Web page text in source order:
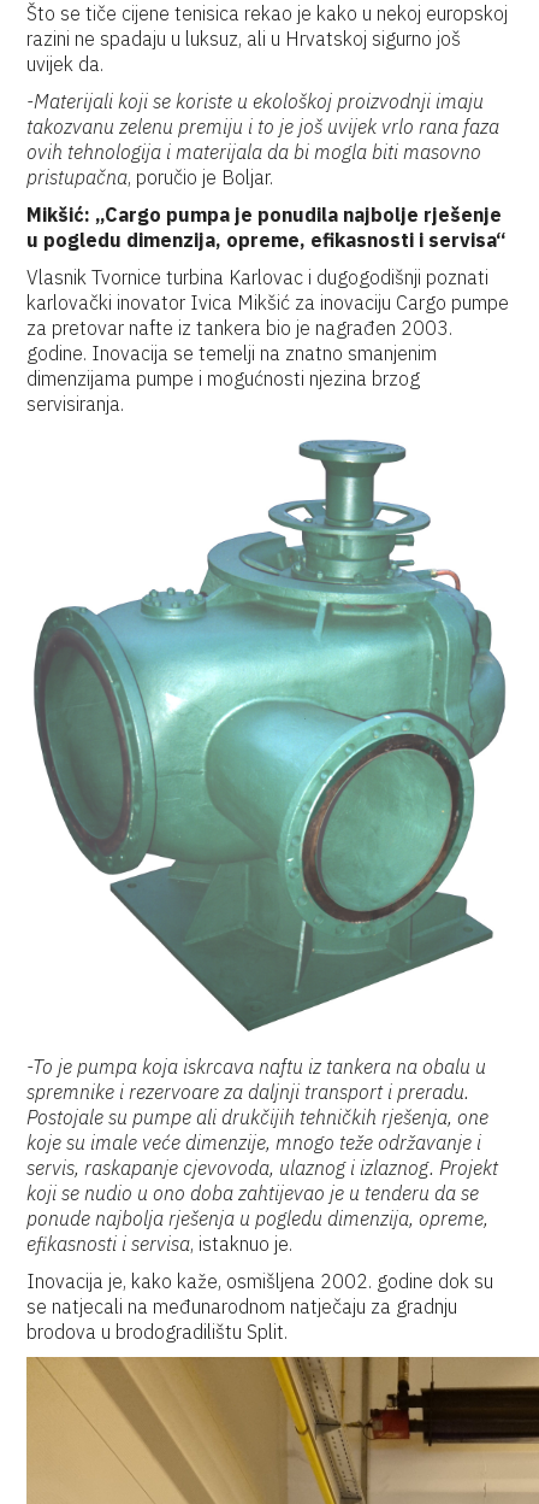
Što se tiče cijene tenisica rekao je kako u nekoj europskoj
razini ne spadaju u luksuz, ali u Hrvatskoj sigurno još
uvijek da.
-Materijali koji se koriste u ekološkoj proizvodnji imaju
takozvanu zelenu premiju i to je još uvijek vrlo rana faza
ovih tehnologija i materijala da bi mogla biti masovno
pristupačna, poručio je Boljar.
Mikšić: „Cargo pumpa je ponudila najbolje rješenje
u pogledu dimenzija, opreme, efikasnosti i servisa“
Vlasnik Tvornice turbina Karlovac i dugogodišnji poznati
karlovački inovator Ivica Mikšić za inovaciju Cargo pumpe
za pretovar nafte iz tankera bio je nagrađen 2003.
godine. Inovacija se temelji na znatno smanjenim
dimenzijama pumpe i mogućnosti njezina brzog
servisiranja.
-To je pumpa koja iskrcava naftu iz tankera na obalu u
spremnike i rezervoare za daljnji transport i preradu.
Postojale su pumpe ali drukčijih tehničkih rješenja, one
koje su imale veće dimenzije, mnogo teže održavanje i
servis, raskapanje cjevovoda, ulaznog i izlaznog. Projekt
koji se nudio u ono doba zahtijevao je u tenderu da se
ponude najbolja rješenja u pogledu dimenzija, opreme,
efikasnosti i servisa, istaknuo je.
Inovacija je, kako kaže, osmišljena 2002. godine dok su
se natjecali na međunarodnom natječaju za gradnju
brodova u brodogradilištu Split.